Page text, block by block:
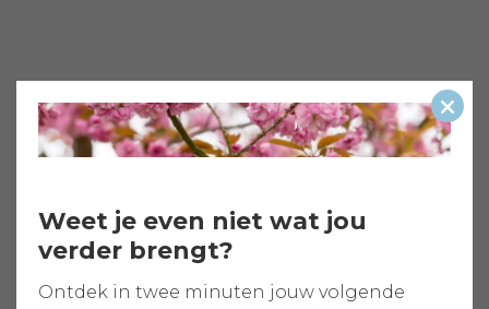
Weet je even niet wat jou
verder brengt?
Ontdek in twee minuten jouw volgende